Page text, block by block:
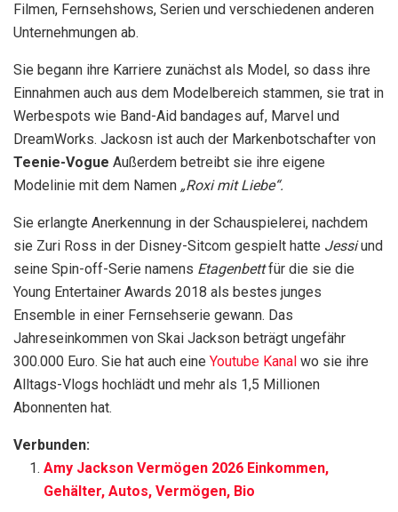
Filmen, Fernsehshows, Serien und verschiedenen anderen
Unternehmungen ab.
Sie begann ihre Karriere zunächst als Model, so dass ihre
Einnahmen auch aus dem Modelbereich stammen, sie trat in
Werbespots wie Band-Aid bandages auf, Marvel und
DreamWorks. Jackosn ist auch der Markenbotschafter von
Teenie-Vogue Außerdem betreibt sie ihre eigene
Modelinie mit dem Namen „Roxi mit Liebe“.
Sie erlangte Anerkennung in der Schauspielerei, nachdem
sie Zuri Ross in der Disney-Sitcom gespielt hatte Jessiund
seine Spin-off-Serie namens Etagenbettfür die sie die
Young Entertainer Awards 2018 als bestes junges
Ensemble in einer Fernsehserie gewann. Das
Jahreseinkommen von Skai Jackson beträgt ungefähr
300.000 Euro. Sie hat auch eine Youtube Kanal wo sie ihre
Alltags-Vlogs hochlädt und mehr als 1,5 Millionen
Abonnenten hat.
Verbunden:
Amy Jackson Vermögen 2026 Einkommen,
Gehälter, Autos, Vermögen, Bio